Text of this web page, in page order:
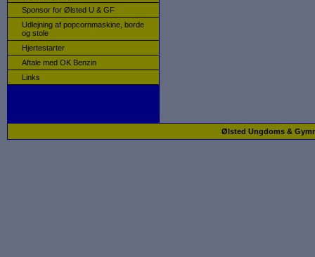
Sponsor for Ølsted U & GF
Udlejning af popcornmaskine, borde
og stole
Hjertestarter
Aftale med OK Benzin
Links
Ølsted Ungdoms &